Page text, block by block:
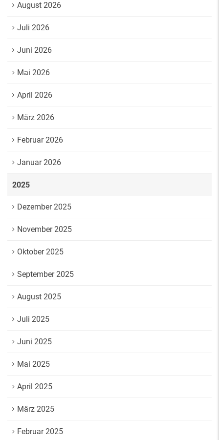
August 2026
Juli 2026
Juni 2026
Mai 2026
April 2026
März 2026
Februar 2026
Januar 2026
2025
Dezember 2025
November 2025
Oktober 2025
September 2025
August 2025
Juli 2025
Juni 2025
Mai 2025
April 2025
März 2025
Februar 2025